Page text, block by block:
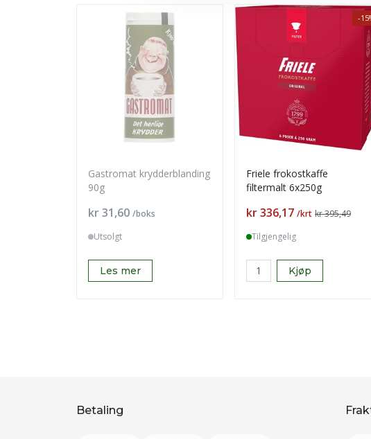
Gastromat krydderblanding
90g
Pris
kr 31,60 /boks
Utsolgt
Les mer
-
Friele frokostkaffe
filtermalt 6x250g
Pris
kr 336,17 /krt kr 395,49
Tilgjengelig
Kjøp
Betaling